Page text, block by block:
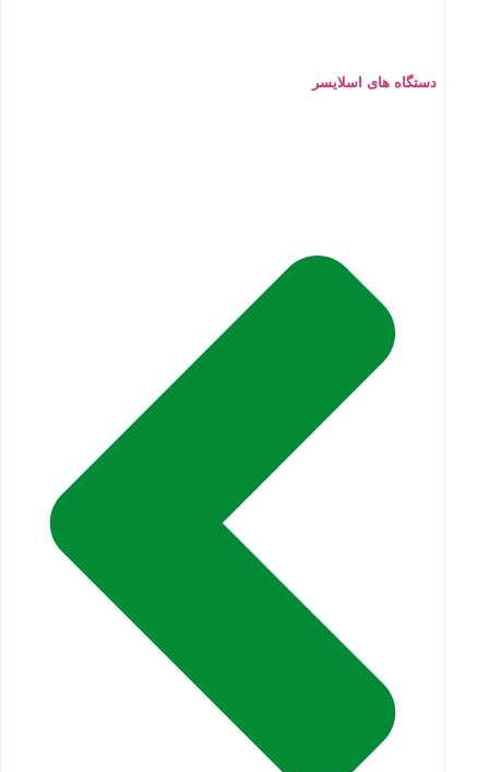
دستگاه های اسلایسر